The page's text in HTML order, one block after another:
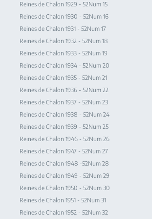
Reines de Chalon 1929 - 52Num 15
Reines de Chalon 1930 - 52Num 16
Reines de Chalon 1931 - 52Num 17
Reines de Chalon 1932 - 52Num 18
Reines de Chalon 1933 - 52Num 19
Reines de Chalon 1934 - 52Num 20
Reines de Chalon 1935 - 52Num 21
Reines de Chalon 1936 - 52Num 22
Reines de Chalon 1937 - 52Num 23
Reines de Chalon 1938 - 52Num 24
Reines de Chalon 1939 - 52Num 25
Reines de Chalon 1946 - 52Num 26
Reines de Chalon 1947 - 52Num 27
Reines de Chalon 1948 -52Num 28
Reines de Chalon 1949 - 52Num 29
Reines de Chalon 1950 - 52Num 30
Reines de Chalon 1951 - 52Num 31
Reines de Chalon 1952 - 52Num 32